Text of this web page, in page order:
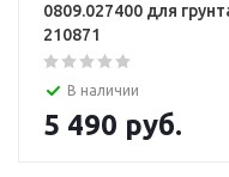
0809.027400 для
210871
В наличии
5 490 руб.